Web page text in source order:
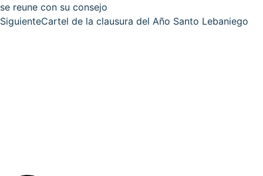
se reune con su consejo
SiguienteCartel de la clausura del Año Santo Lebaniego